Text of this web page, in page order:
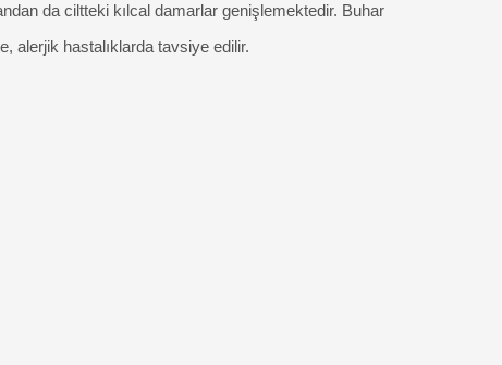
da ciltteki kılcal damarlar genişlemektedir. Buhar
alerjik hastalıklarda tavsiye edilir.